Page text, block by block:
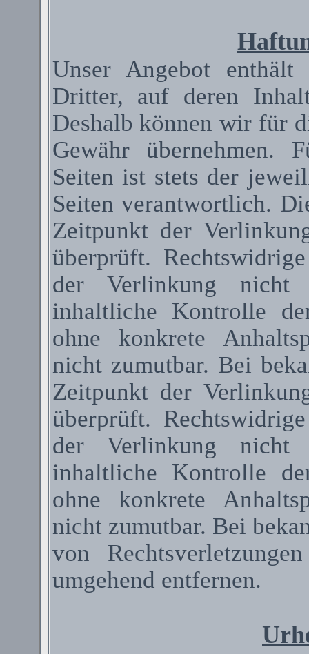
Unser Angebot
Dritter, auf deren
Deshalb können wir für
Gewähr übernehmen.
Seiten ist stets der
Seiten verantwortlich.
Zeitpunkt der
überprüft.
der Verlinkung nicht
inhaltliche Kontrolle
ohne konkrete
nicht zumutbar. Bei
Zeitpunkt der
überprüft.
der Verlinkung nicht
inhaltliche Kontrolle
ohne konkrete
nicht zumutbar. Bei
von
umgehend entfernen.